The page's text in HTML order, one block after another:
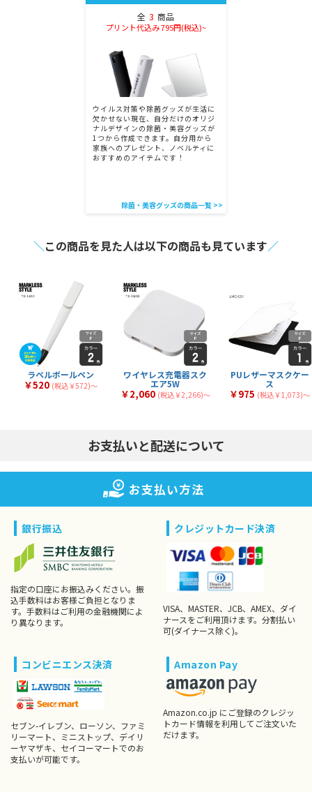
全 3 商品
プリント代込み 795円(税込)~
ウイルス対策や除菌グッズが生活に
欠かせない現在、自分だけのオリジ
ナルデザインの除菌・美容グッズが
1つから作成できます。自分用から
家族へのプレゼント、ノベルティに
おすすめのアイテムです！
除菌・美容グッズの商品一覧 >>
＼この商品を見た人は以下の商品も見ています／
ラペルボールペン
￥520 (税込￥572)〜
ワイヤレス充電器スク
エア5W
￥2,060 (税込￥2,266)〜
PUレザーマスクケー
ス
￥975 (税込￥1,073)〜
お支払いと配送について
お支払い方法
銀行振込
指定の口座にお振込みください。振
込手数料はお客様ご負担となりま
す。手数料はご利用の金融機関によ
り異なります。
クレジットカード決済
VISA、MASTER、JCB、AMEX、ダイ
ナースをご利用頂けます。分割払い
可(ダイナース除く)。
コンビニエンス決済
セブン-イレブン、ローソン、ファミ
リーマート、ミニストップ、デイリ
ーヤマザキ、セイコーマートでのお
支払いが可能です。
Amazon Pay
Amazon.co.jp にご登録のクレジッ
トカード情報を利用してご注文いた
だけます。